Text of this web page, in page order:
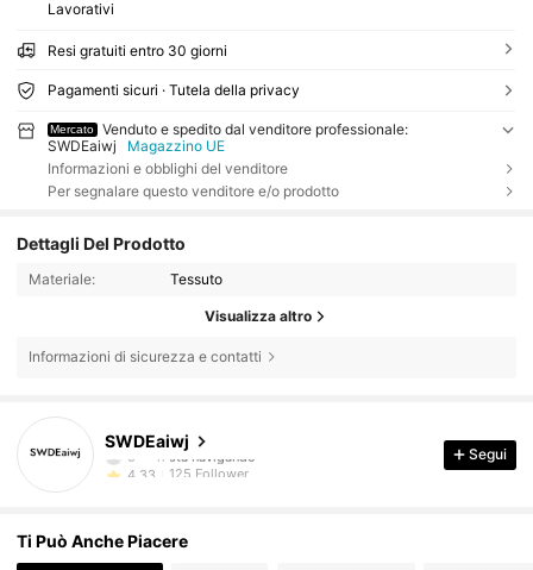
Lavorativi
Resi gratuiti entro 30 giorni
Pagamenti sicuri · Tutela della privacy
Mercato
Venduto e spedito dal venditore professionale:
SWDEaiwj
Magazzino UE
Informazioni e obblighi del venditore
Per segnalare questo venditore e/o prodotto
Dettagli Del Prodotto
Materiale: Tessuto
Visualizza altro
Informazioni di sicurezza e contatti
SWDEaiwj
8***hsta navigando
4.33
125 Follower
Segui
Ti Può Anche Piacere